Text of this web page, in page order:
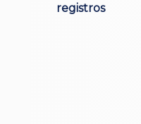
registros